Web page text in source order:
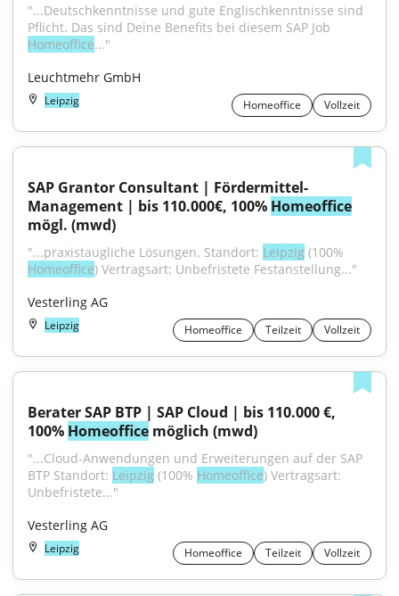
"...Deutschkenntnisse und gute Englischkenntnisse sind
Homeoffice..."
Leuchtmehr GmbH
Leipzig Homeoffice Vollzeit
SAP Grantor Consultant | Fördermittel-
Management | bis 110.000€, 100% Homeoffice
mögl. (mwd)
"...praxistaugliche Lösungen. Standort: Leipzig
Homeoffice) Vertragsart: Unbefristete Festanstellung..."
Vesterling AG
Leipzig Homeoffice Teilzeit Vollzeit
Berater SAP BTP | SAP Cloud | bis 110.000 €,
100% Homeoffice möglich (mwd)
"...Cloud-Anwendungen und Erweiterungen auf der SAP
BTP Standort: Leipzig (100% Homeoffice) Vertragsart:
Unbefristete..."
Vesterling AG
Leipzig Homeoffice Teilzeit Vollzeit